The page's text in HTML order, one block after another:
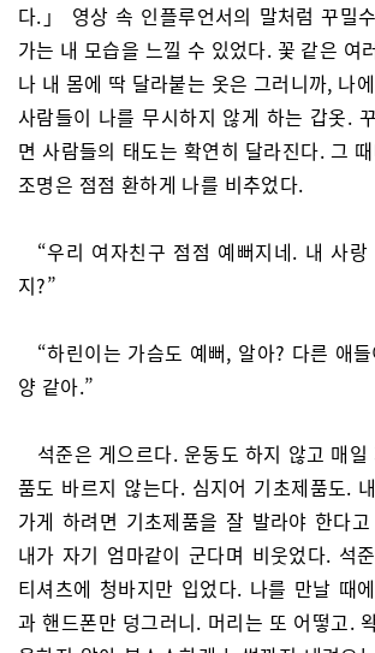
다.」 영상 속 인플루언서의 말처럼 꾸밀
가는 내 모습을 느낄 수 있었다. 꽃 같은 여
나 내 몸에 딱 달라붙는 옷은 그러니까, 나
사람들이 나를 무시하지 않게 하는 갑옷.
면 사람들의 태도는 확연히 달라진다. 그
조명은 점점 환하게 나를 비추었다.
“우리 여자친구 점점 예뻐지네. 내 사
지?”
“하린이는 가슴도 예뻐, 알아? 다른 애
양 같아.”
석준은 게으르다. 운동도 하지 않고 매
품도 바르지 않는다. 심지어 기초제품도.
가게 하려면 기초제품을 잘 발라야 한다
내가 자기 엄마같이 군다며 비웃었다. 석
티셔츠에 청바지만 입었다. 나를 만날 때
과 핸드폰만 덩그러니. 머리는 또 어떻고.